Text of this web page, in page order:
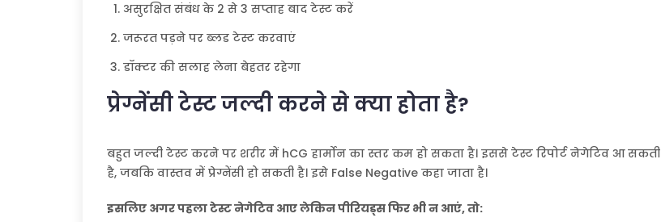
असुरक्षित संबंध के 2 से 3 सप्ताह बाद टेस्ट करें
जरूरत पड़ने पर ब्लड टेस्ट करवाएं
डॉक्टर की सलाह लेना बेहतर रहेगा
प्रेग्नेंसी टेस्ट जल्दी करने से क्या होता है?
बहुत जल्दी टेस्ट करने पर शरीर में hCG हार्मोन का स्तर कम हो सकता है। इससे टेस्ट रिपोर्ट नेगेटिव आ सकती
है, जबकि वास्तव में प्रेग्नेंसी हो सकती है। इसे False Negative कहा जाता है।
इसलिए अगर पहला टेस्ट नेगेटिव आए लेकिन पीरियड्स फिर भी न आएं, तो: